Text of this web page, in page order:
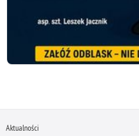
Aktualności